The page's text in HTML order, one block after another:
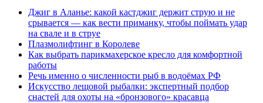
Джиг в Аланье: какой кастджиг держит струю и не
срывается — как вести приманку, чтобы поймать удар
на свале и в струе
Плазмолифтинг в Королеве
Как выбрать парикмахерское кресло для комфортной
работы
Речь именно о численности рыб в водоёмах РФ
Искусство лещовой рыбалки: экспертный подбор
снастей для охоты на «бронзового» красавца